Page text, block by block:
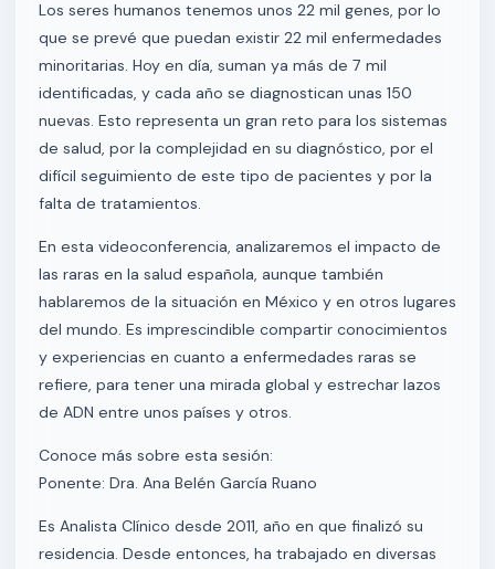
Los seres humanos tenemos unos 22 mil genes, por lo
que se prevé que puedan existir 22 mil enfermedades
minoritarias. Hoy en día, suman ya más de 7 mil
identificadas, y cada año se diagnostican unas 150
nuevas. Esto representa un gran reto para los sistemas
de salud, por la complejidad en su diagnóstico, por el
difícil seguimiento de este tipo de pacientes y por la
falta de tratamientos.
En esta videoconferencia, analizaremos el impacto de
las raras en la salud española, aunque también
hablaremos de la situación en México y en otros lugares
del mundo. Es imprescindible compartir conocimientos
y experiencias en cuanto a enfermedades raras se
refiere, para tener una mirada global y estrechar lazos
de ADN entre unos países y otros.
Conoce más sobre esta sesión:
Ponente: Dra. Ana Belén García Ruano
Es Analista Clínico desde 2011, año en que finalizó su
residencia. Desde entonces, ha trabajado en diversas